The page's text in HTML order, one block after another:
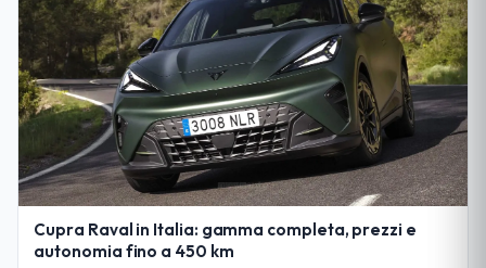
Cupra Raval in Italia: gamma completa, prezzi e
autonomia fino a 450 km